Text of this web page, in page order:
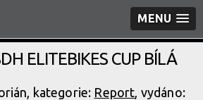
MENU
ELITEBIKES CUP BÍLÁ
kategorie: Report, vydáno: